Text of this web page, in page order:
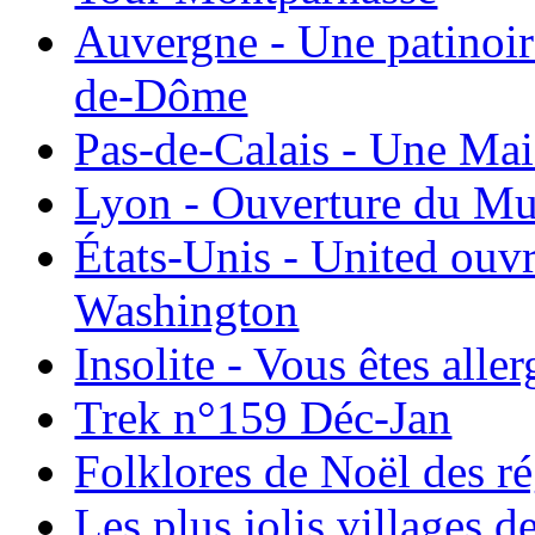
Auvergne - Une
de-Dôme
Pas-de-Calais - Une
Lyon - Ouverture du
États-Unis - United
Washington
Insolite - Vous êtes
Trek n°159 Déc-Jan
Folklores de Noël des
Les plus jolis villages